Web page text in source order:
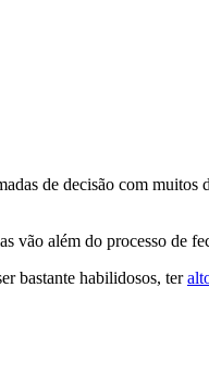
de decisão com
vão além do processo de
bastante habilidosos, ter